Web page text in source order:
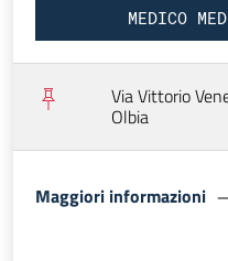
MEDICO
Via Vittorio
Olbia
Maggiori informazioni